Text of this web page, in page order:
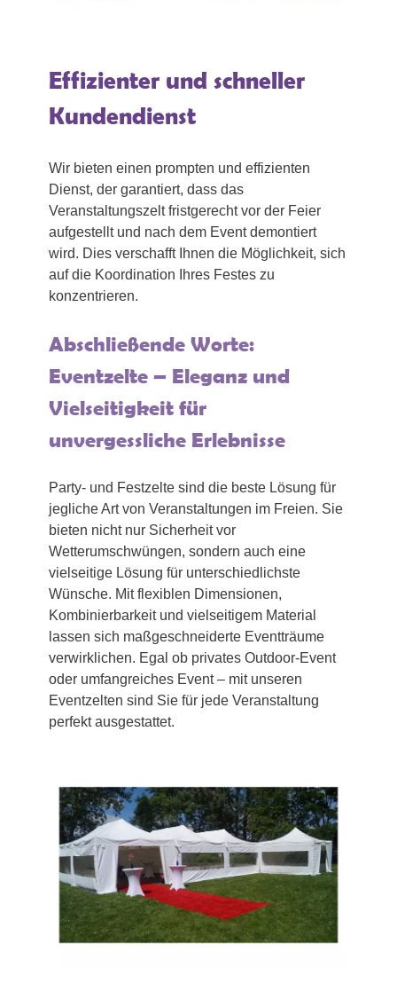
Effizienter und schneller
Kundendienst
Wir bieten einen prompten und effizienten
Dienst, der garantiert, dass das
Veranstaltungszelt fristgerecht vor der Feier
aufgestellt und nach dem Event demontiert
wird. Dies verschafft Ihnen die Möglichkeit, sich
auf die Koordination Ihres Festes zu
konzentrieren.
Abschließende Worte:
Eventzelte – Eleganz und
Vielseitigkeit für
unvergessliche Erlebnisse
Party- und Festzelte sind die beste Lösung für
jegliche Art von Veranstaltungen im Freien. Sie
bieten nicht nur Sicherheit vor
Wetterumschwüngen, sondern auch eine
vielseitige Lösung für unterschiedlichste
Wünsche. Mit flexiblen Dimensionen,
Kombinierbarkeit und vielseitigem Material
lassen sich maßgeschneiderte Eventträume
verwirklichen. Egal ob privates Outdoor-Event
oder umfangreiches Event – mit unseren
Eventzelten sind Sie für jede Veranstaltung
perfekt ausgestattet.